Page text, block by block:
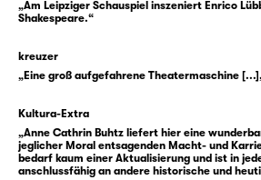
Leben als Nahkampf — mit
Und niemand ahnt, wie gut er
schließlich König Richard III.
klug, er ist schnell, er ist
ist er dabei nie. Denn er weiß
„Am Leipziger Schauspiel inszeniert Enrico
Shakespeare.“
kreuzer
„Eine groß aufgefahrene Theatermaschine
Kultura-Extra
„Anne Cathrin Buhtz liefert hier eine
jeglicher Moral entsagenden Macht- und
bedarf kaum einer Aktualisierung und ist in
anschlussfähig an andere historische und